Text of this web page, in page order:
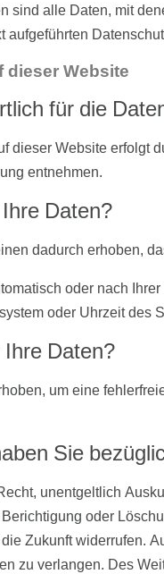
sind alle Daten, mit
aufgeführten
dieser Website
für die
dieser Website erfolgt
entnehmen.
Daten?
dadurch erhoben,
oder nach
oder Uhrzeit des
Daten?
um eine
Sie
unentgeltlich
oder
Zukunft widerrufen.
zu verlangen. Des